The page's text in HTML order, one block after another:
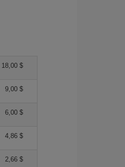
18,00 $
9,00 $
6,00 $
4,86 $
2,66 $